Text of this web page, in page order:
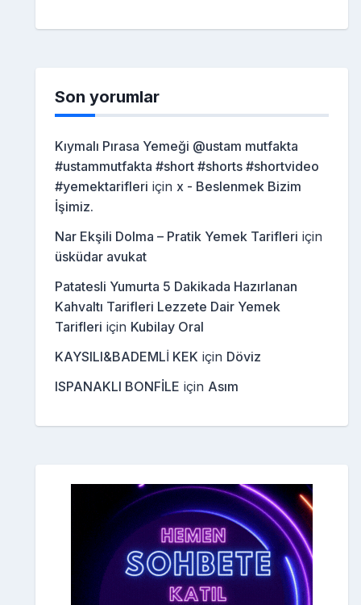
Son yorumlar
Kıymalı Pırasa Yemeği @ustam mutfakta
#ustammutfakta #short #shorts #shortvideo
#yemektarifleri için x - Beslenmek Bizim
İşimiz.
Nar Ekşili Dolma – Pratik Yemek Tarifleri için
üsküdar avukat
Patatesli Yumurta 5 Dakikada Hazırlanan
Kahvaltı Tarifleri Lezzete Dair Yemek
Tarifleri için Kubilay Oral
KAYSILI&BADEMLİ KEK için Döviz
ISPANAKLI BONFİLE için Asım